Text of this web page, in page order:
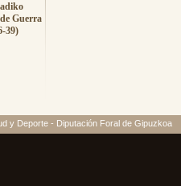
Guerra
39)
y Deporte - Diputación Foral de Gipuzkoa